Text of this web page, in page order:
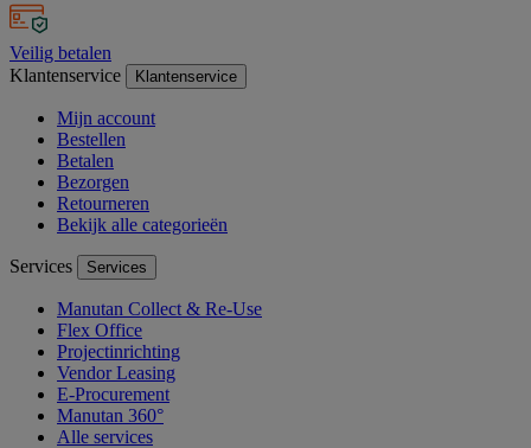
Veilig betalen
Klantenservice
Klantenservice
Mijn account
Bestellen
Betalen
Bezorgen
Retourneren
Bekijk alle categorieën
Services Services
Manutan Collect & Re-Use
Flex Office
Projectinrichting
Vendor Leasing
E-Procurement
Manutan 360°
Alle services